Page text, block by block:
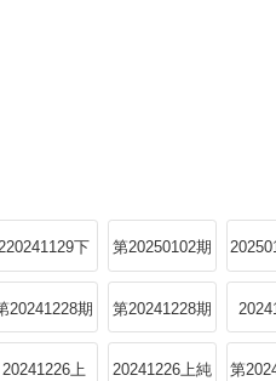
下
純享
第20250102期
小劇場展演特 場
20241228期
陪看Reaction
第20241228期
脫友助演特輯
20241226上 20241226上純 第